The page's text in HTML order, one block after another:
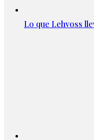
Lo que Lehvoss